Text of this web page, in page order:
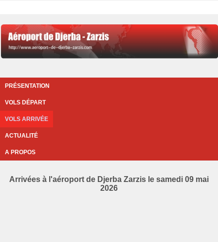
PRÉSENTATION
VOLS DÉPART
VOLS ARRIVÉE
ACTUALITÉ
A PROPOS
Arrivées à l'aéroport de Djerba Zarzis le samedi 09 mai
2026